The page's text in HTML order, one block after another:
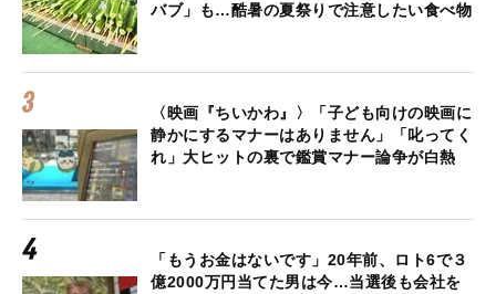
バブ」も…酷暑の夏祭りで注意したい食べ物
〈映画『ちいかわ』〉「子ども向けの映画に
静かにするマナーはありません」「叱ってく
れ」大ヒットの裏で鑑賞マナー論争が白熱
「もうお金はないです」20年前、ロト6で３
億2000万円当てた男は今…当選後も会社を